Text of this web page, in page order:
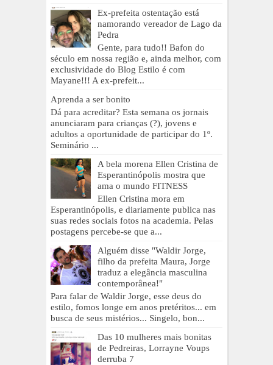
Ex-prefeita ostentação está
namorando vereador de Lago da
Pedra
Gente, para tudo!! Bafon do
século em nossa região e, ainda melhor, com
exclusividade do Blog Estilo é com
Mayane!!! A ex-prefeit...
Aprenda a ser bonito
Dá para acreditar? Esta semana os jornais
anunciaram para crianças (?), jovens e
adultos a oportunidade de participar do 1º.
Seminário ...
A bela morena Ellen Cristina de
Esperantinópolis mostra que
ama o mundo FITNESS
Ellen Cristina mora em
Esperantinópolis, e diariamente publica nas
suas redes sociais fotos na academia. Pelas
postagens percebe-se que a...
Alguém disse "Waldir Jorge,
filho da prefeita Maura, Jorge
traduz a elegância masculina
contemporânea!"
Para falar de Waldir Jorge, esse deus do
estilo, fomos longe em anos pretéritos... em
busca de seus mistérios... Singelo, bon...
Das 10 mulheres mais bonitas
de Pedreiras, Lorrayne Voups
derruba 7